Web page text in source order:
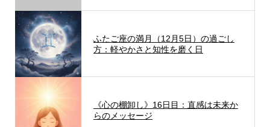
ふたご座の満月（12月5日）の過ごし
方：軽やかさと知性を磨く日
《心の棚卸し》16日目：直感は未来か
らのメッセージ